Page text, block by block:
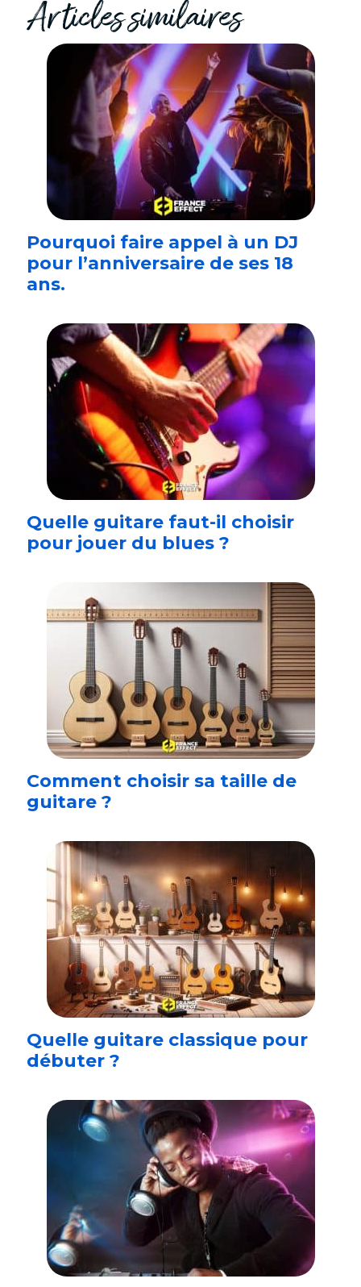
Articles similaires
Pourquoi faire appel à un DJ
pour l’anniversaire de ses 18
ans.
Quelle guitare faut-il choisir
pour jouer du blues ?
Comment choisir sa taille de
guitare ?
Quelle guitare classique pour
débuter ?